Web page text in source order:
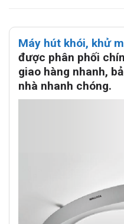
Máy hút khói, khử
được phân phối
giao hàng nhanh,
nhà nhanh chóng.